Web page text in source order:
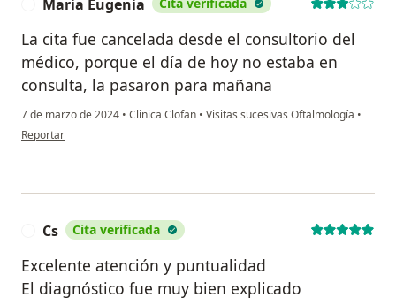
Maria Eugenia
La cita fue cancelada desde el consultorio del
médico, porque el día de hoy no estaba en
consulta, la pasaron para mañana
7 de marzo de 2024 • Clinica Clofan • Visitas sucesivas Oftalmología •
en opinión del usuario Maria Eugenia
Reportar
Cs Cita verificada
Excelente atención y puntualidad
El diagnóstico fue muy bien explicado